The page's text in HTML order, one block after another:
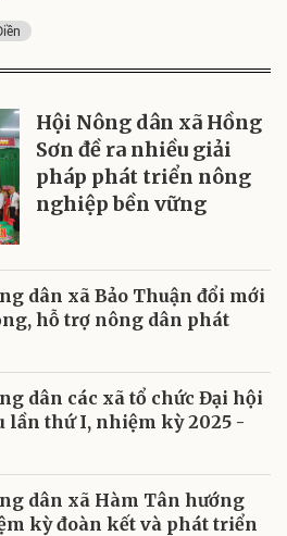
Hội Nông dân xã Hồng
Sơn đề ra nhiều giải
pháp phát triển nông
nghiệp bền vững
dân xã Bảo Thuận đổi mới
hỗ trợ nông dân phát
dân các xã tổ chức Đại hội
lần thứ I, nhiệm kỳ 2025 -
dân xã Hàm Tân hướng
kỳ đoàn kết và phát triển